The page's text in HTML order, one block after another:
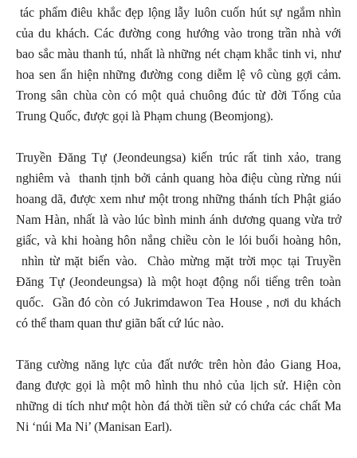
tác phẩm điêu khắc đẹp lộng lẫy luôn cuốn hút sự ngắm nhìn
của du khách. Các đường cong hướng vào trong trần nhà với
bao sắc màu thanh tú, nhất là những nét chạm khắc tinh vi, như
hoa sen ẩn hiện những đường cong diễm lệ vô cùng gợi cảm.
Trong sân chùa còn có một quả chuông đúc từ đời Tống của
Trung Quốc, được gọi là Phạm chung (Beomjong).
Truyền Đăng Tự (Jeondeungsa) kiến trúc rất tinh xảo, trang
nghiêm và thanh tịnh bởi cảnh quang hòa điệu cùng rừng núi
hoang dã, được xem như một trong những thánh tích Phật giáo
Nam Hàn, nhất là vào lúc bình minh ánh dương quang vừa trở
giấc, và khi hoàng hôn nắng chiều còn le lói buổi hoàng hôn,
nhìn từ mặt biển vào. Chào mừng mặt trời mọc tại Truyền
Đăng Tự (Jeondeungsa) là một hoạt động nổi tiếng trên toàn
quốc. Gần đó còn có Jukrimdawon Tea House , nơi du khách
có thể tham quan thư giãn bất cứ lúc nào.
Tăng cường năng lực của đất nước trên hòn đảo Giang Hoa,
đang được gọi là một mô hình thu nhỏ của lịch sử. Hiện còn
những di tích như một hòn đá thời tiền sử có chứa các chất Ma
Ni ‘núi Ma Ni’ (Manisan Earl).